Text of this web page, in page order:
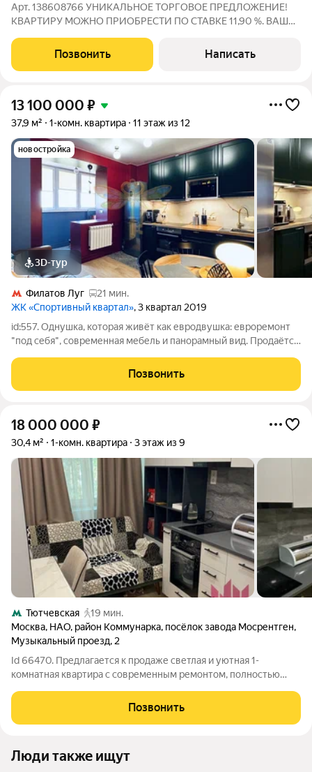
Арт. 138608766 УНИКАЛЬНОЕ ТОРГОВОЕ ПРЕДЛОЖЕНИЕ!
КВАРТИРУ МОЖНО ПРИОБРЕСТИ ПО СТАВКЕ 11,90 %. ВАША
ПОД КЛЮЧ! ЗАЕЗЖАЙ И ЖИВИ! ИНТЕРЕСНО! ЗВОНИТЕ! О
КВАРТИРЕ: Преимущество квартиpы - Отдельно стоящая
Позвонить Написать
13 100 000 ₽
37,9 м² 1-комн. квартира 11 этаж из 12
новостройка
3D-тур
Филатов Луг
21 мин.
ЖК «Спортивный квартал», 3 квартал 2019
id:557. Однушка, которая живёт как евродвушка: евроремонт
"под себя", современная мебель и панорамный вид. Продаётся
квартира площадью 37,9 м на 11-м этаже современного
монолитного дома 2019
Позвонить
18 000 000 ₽
30,4 м² 1-комн. квартира 3 этаж из 9
Тютчевская
19 мин.
Москва, НАО, район Коммунарка, посёлок завода Мосрентген,
Музыкальный проезд, 2
Id 66470. Предлагается к продаже светлая и уютная 1-
комнатная квартира с современным ремонтом, полностью
спокойных тонах, с качественными материалами и
продуманной планировкой. О квартире:
Позвонить
Люди также ищут